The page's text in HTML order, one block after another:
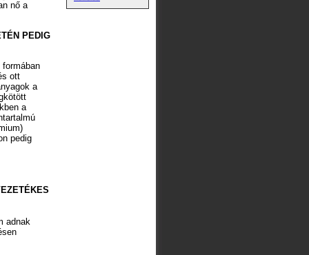
nő a
PEDIG
ott
a
a
pedig
adnak